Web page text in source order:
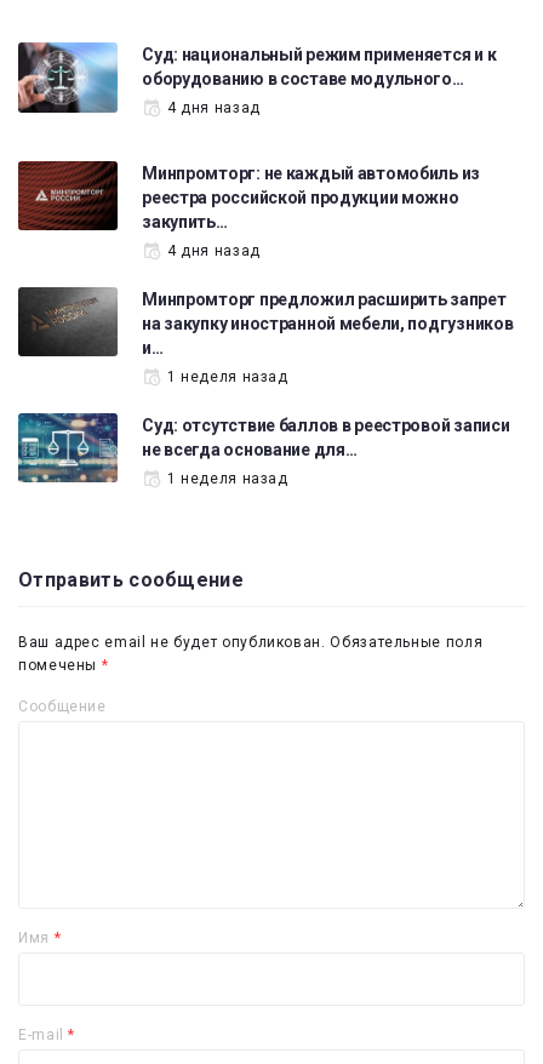
Суд: национальный режим применяется и к
оборудованию в составе модульного…
4 дня назад
Минпромторг: не каждый автомобиль из
реестра российской продукции можно
закупить…
4 дня назад
Минпромторг предложил расширить запрет
на закупку иностранной мебели, подгузников
и…
1 неделя назад
Суд: отсутствие баллов в реестровой записи
не всегда основание для…
1 неделя назад
Отправить сообщение
Ваш адрес email не будет опубликован. Обязательные поля
помечены *
Сообщение
Имя *
E-mail*